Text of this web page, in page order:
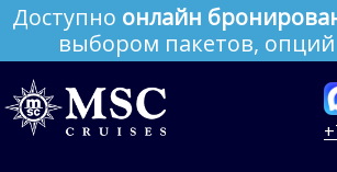
Доступно онлайн
выбором пакетов, опций